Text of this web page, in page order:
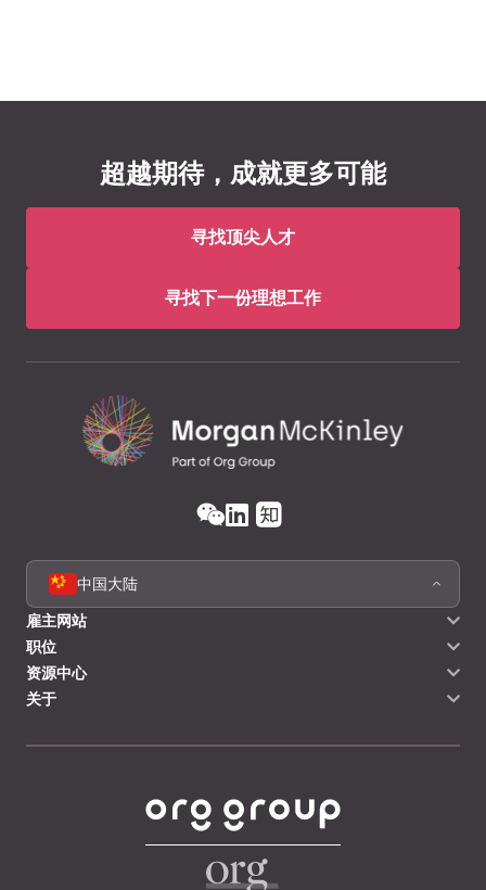
超越期待，成就更多可能
寻找顶尖人才
寻找下一份理想工作
中国大陆
雇主网站
职位
资源中心
关于